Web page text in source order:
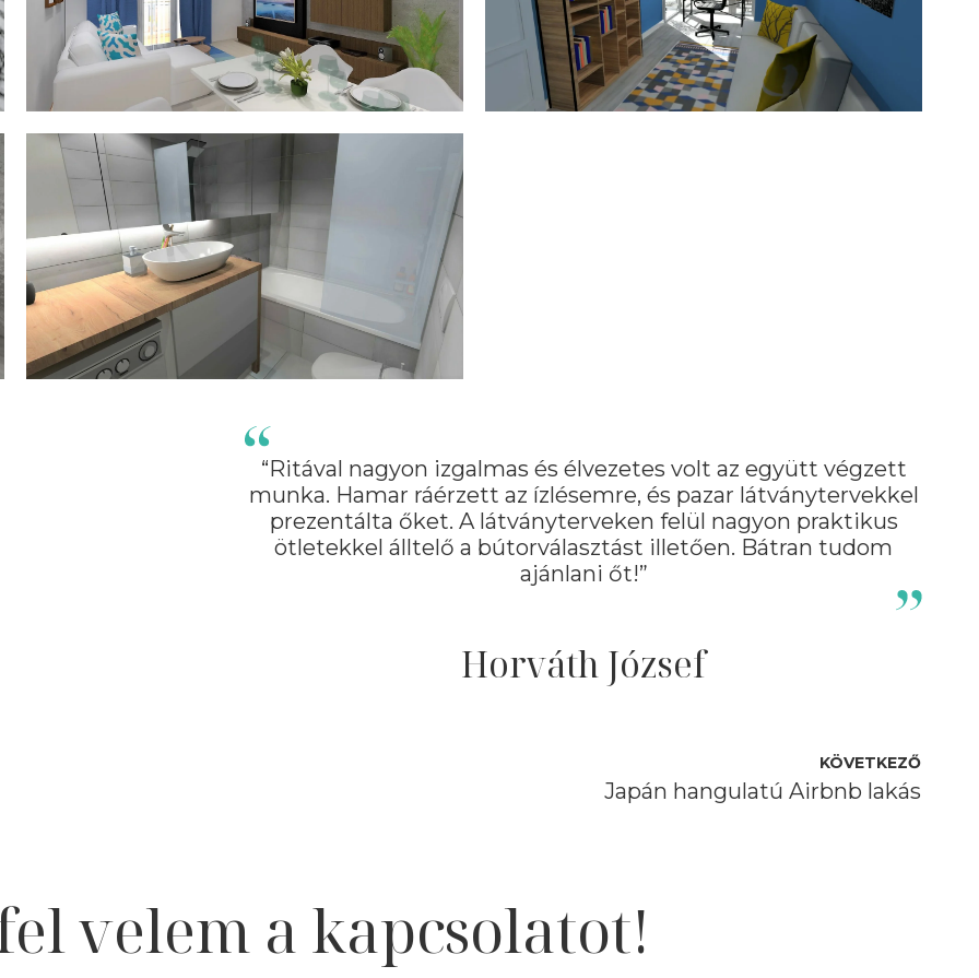
“Ritával nagyon izgalmas és élvezetes volt az együtt végzett
munka. Hamar ráérzett az ízlésemre, és pazar látványtervekkel
prezentálta őket. A látványterveken felül nagyon praktikus
ötletekkel álltelő a bútorválasztást illetően. Bátran tudom
ajánlani őt!”
Horváth József
KÖVETKEZŐ
Japán hangulatú Airbnb lakás
velem a kapcsolatot!